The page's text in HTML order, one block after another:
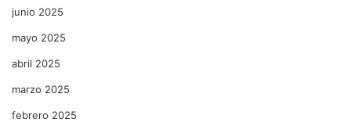
junio 2025
mayo 2025
abril 2025
marzo 2025
febrero 2025